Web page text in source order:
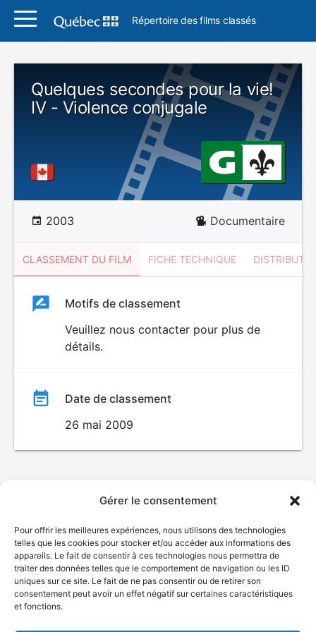
Gérer le consentement
Pour offrir les meilleures expériences, nous utilisons des technologies
telles que les cookies pour stocker et/ou accéder aux informations des
appareils. Le fait de consentir à ces technologies nous permettra de
traiter des données telles que le comportement de navigation ou les ID
uniques sur ce site. Le fait de ne pas consentir ou de retirer son
consentement peut avoir un effet négatif sur certaines caractéristiques
et fonctions.
Répertoire des films classés
Quelques secondes pour la vie!
IV - Violence conjugale
2003 Documentaire
CLASSEMENT DU FILM FICHE TECHNIQUE
ClassementClassement
Motifs de classement
Veuillez nous contacter pour plus de
détails.
Date de classement
26 mai 2009